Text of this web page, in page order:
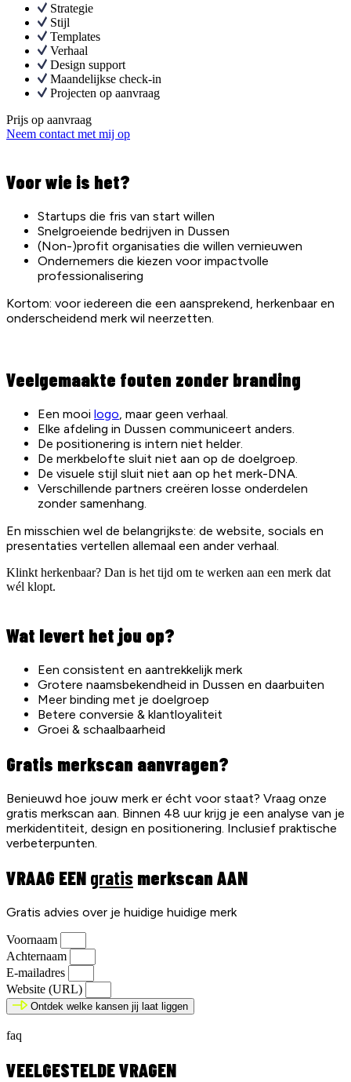
Strategie
Stijl
Templates
Verhaal
Design support
Maandelijkse check-in
Projecten op aanvraag
Prijs op aanvraag
Neem contact met mij op
Voor wie is het?
Startups die fris van start willen
Snelgroeiende bedrijven in Dussen
(Non-)profit organisaties die willen vernieuwen
Ondernemers die kiezen voor impactvolle
professionalisering
Kortom: voor iedereen die een aansprekend, herkenbaar en
onderscheidend merk wil neerzetten.
Veelgemaakte fouten zonder branding
Een mooi logo, maar geen verhaal.
Elke afdeling in Dussen communiceert anders.
De positionering is intern niet helder.
De merkbelofte sluit niet aan op de doelgroep.
De visuele stijl sluit niet aan op het merk-DNA.
Verschillende partners creëren losse onderdelen
zonder samenhang.
En misschien wel de belangrijkste: de website, socials en
presentaties vertellen allemaal een ander verhaal.
Klinkt herkenbaar? Dan is het tijd om te werken aan een merk dat
wél klopt.
Wat levert het jou op?
Een consistent en aantrekkelijk merk
Grotere naamsbekendheid in Dussen en daarbuiten
Meer binding met je doelgroep
Betere conversie & klantloyaliteit
Groei & schaalbaarheid
Gratis merkscan aanvragen?
Benieuwd hoe jouw merk er écht voor staat? Vraag onze
gratis merkscan aan. Binnen 48 uur krijg je een analyse van je
merkidentiteit, design en positionering. Inclusief praktische
verbeterpunten.
VRAAG EEN gratis merkscan AAN
Gratis advies over je huidige huidige merk
Voornaam
Achternaam
E-mailadres
Website (URL)
Ontdek welke kansen jij laat liggen
faq
VEELGESTELDE VRAGEN